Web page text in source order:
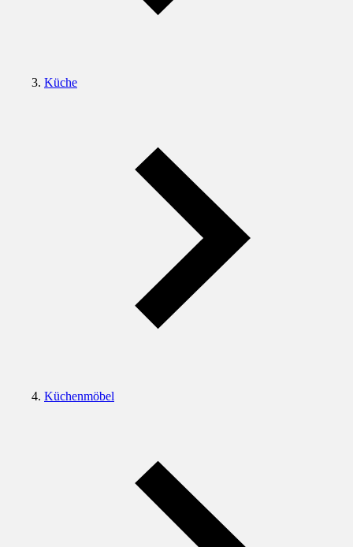
Küche
Küchenmöbel